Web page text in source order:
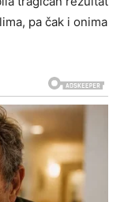
pa čak i onima